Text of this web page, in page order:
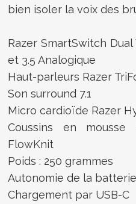
bien isoler la voix des
Razer SmartSwitch
et 3.5 Analogique
Haut-parleurs Razer
Son surround 7.1
Micro cardioïde Razer
Coussins en
FlowKnit
Poids : 250 grammes
Autonomie de la
Chargement par USB-C